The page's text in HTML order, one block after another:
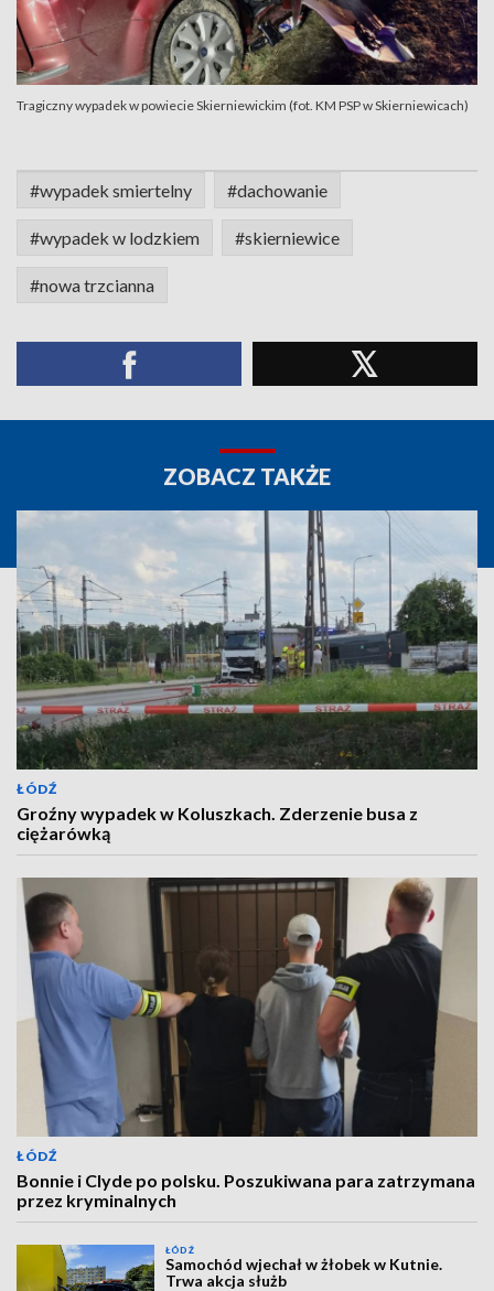
Tragiczny wypadek w powiecie Skierniewickim (fot. KM PSP w Skierniewicach)
#wypadek smiertelny #dachowanie
#wypadek w lodzkiem #skierniewice
#nowa trzcianna
ZOBACZ TAKŻE
ŁÓDŹ
Groźny wypadek w Koluszkach. Zderzenie busa z
ciężarówką
ŁÓDŹ
Bonnie i Clyde po polsku. Poszukiwana para zatrzymana
przez kryminalnych
ŁÓDŹ
Samochód wjechał w żłobek w Kutnie.
Trwa akcja służb